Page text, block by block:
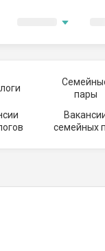
пары
семейных